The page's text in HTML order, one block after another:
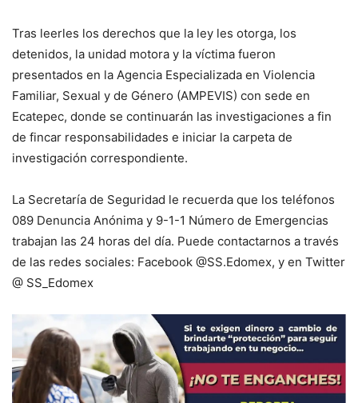
Tras leerles los derechos que la ley les otorga, los
detenidos, la unidad motora y la víctima fueron
presentados en la Agencia Especializada en Violencia
Familiar, Sexual y de Género (AMPEVIS) con sede en
Ecatepec, donde se continuarán las investigaciones a fin
de fincar responsabilidades e iniciar la carpeta de
investigación correspondiente.
La Secretaría de Seguridad le recuerda que los teléfonos
089 Denuncia Anónima y 9-1-1 Número de Emergencias
trabajan las 24 horas del día. Puede contactarnos a través
de las redes sociales: Facebook @SS.Edomex, y en Twitter
@ SS_Edomex